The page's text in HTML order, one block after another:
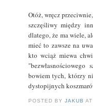
Otóż, wręcz
szczęśliwy między
dlatego, że ma wiele,
mieć to zawsze na
kto wciąż miewa
bowiem tych, którzy
dystopijnych
POSTED BYJAKUB